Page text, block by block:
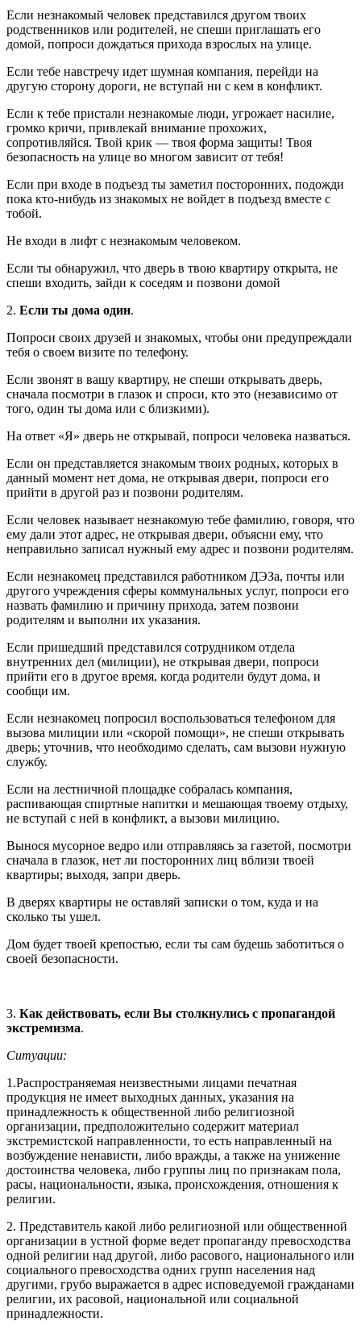
Если незнакомый человек представился другом твоих
родственников или родителей, не спеши приглашать его
домой, попроси дождаться прихода взрослых на улице.
Если тебе навстречу идет шумная компания, перейди на
другую сторону дороги, не вступай ни с кем в конфликт.
Если к тебе пристали незнакомые люди, угрожает насилие,
громко кричи, привлекай внимание прохожих,
сопротивляйся. Твой крик — твоя форма защиты! Твоя
безопасность на улице во многом зависит от тебя!
Если при входе в подъезд ты заметил посторонних, подожди
пока кто-нибудь из знакомых не войдет в подъезд вместе с
тобой.
Не входи в лифт с незнакомым человеком.
Если ты обнаружил, что дверь в твою квартиру открыта, не
спеши входить, зайди к соседям и позвони домой
2. Если ты дома один.
Попроси своих друзей и знакомых, чтобы они предупреждали
тебя о своем визите по телефону.
Если звонят в вашу квартиру, не спеши открывать дверь,
сначала посмотри в глазок и спроси, кто это (независимо от
того, один ты дома или с близкими).
На ответ «Я» дверь не открывай, попроси человека назваться.
Если он представляется знакомым твоих родных, которых в
данный момент нет дома, не открывая двери, попроси его
прийти в другой раз и позвони родителям.
Если человек называет незнакомую тебе фамилию, говоря, что
ему дали этот адрес, не открывая двери, объясни ему, что
неправильно записал нужный ему адрес и позвони родителям.
Если незнакомец представился работником ДЭЗа, почты или
другого учреждения сферы коммунальных услуг, попроси его
назвать фамилию и причину прихода, затем позвони
родителям и выполни их указания.
Если пришедший представился сотрудником отдела
внутренних дел (милиции), не открывая двери, попроси
прийти его в другое время, когда родители будут дома, и
сообщи им.
Если незнакомец попросил воспользоваться телефоном для
вызова милиции или «скорой помощи», не спеши открывать
дверь; уточнив, что необходимо сделать, сам вызови нужную
службу.
Если на лестничной площадке собралась компания,
распивающая спиртные напитки и мешающая твоему отдыху,
не вступай с ней в конфликт, а вызови милицию.
Вынося мусорное ведро или отправляясь за газетой, посмотри
сначала в глазок, нет ли посторонних лиц вблизи твоей
квартиры; выходя, запри дверь.
В дверях квартиры не оставляй записки о том, куда и на
сколько ты ушел.
Дом будет твоей крепостью, если ты сам будешь заботиться о
своей безопасности.
3. Как действовать, если Вы столкнулись с пропагандой
экстремизма.
Ситуации:
1.Распространяемая неизвестными лицами печатная
продукция не имеет выходных данных, указания на
принадлежность к общественной либо религиозной
организации, предположительно содержит материал
экстремистской направленности, то есть направленный на
возбуждение ненависти, либо вражды, а также на унижение
достоинства человека, либо группы лиц по признакам пола,
расы, национальности, языка, происхождения, отношения к
религии.
2. Представитель какой либо религиозной или общественной
организации в устной форме ведет пропаганду превосходства
одной религии над другой, либо расового, национального или
социального превосходства одних групп населения над
другими, грубо выражается в адрес исповедуемой гражданами
религии, их расовой, национальной или социальной
принадлежности.